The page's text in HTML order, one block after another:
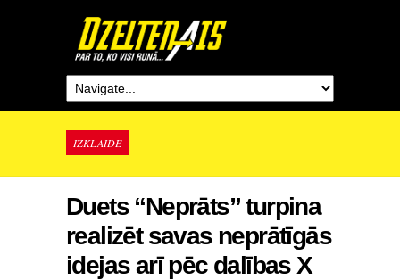
IZKLAIDE
Duets “Neprāts” turpina
realizēt savas neprātīgās
idejas arī pēc dalības X